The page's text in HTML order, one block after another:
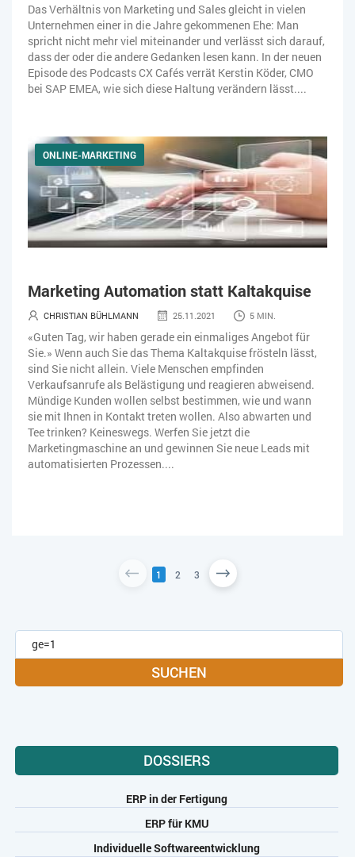
Das Verhältnis von Marketing und Sales gleicht in vielen
Unternehmen einer in die Jahre gekommenen Ehe: Man
spricht nicht mehr viel miteinander und verlässt sich darauf,
dass der oder die andere Gedanken lesen kann. In der neuen
Episode des Podcasts CX Cafés verrät Kerstin Köder, CMO
bei SAP EMEA, wie sich diese Haltung verändern lässt....
ONLINE-MARKETING
Marketing Automation statt Kaltakquise
CHRISTIAN BÜHLMANN 25.11.2021 5 MIN.
«Guten Tag, wir haben gerade ein einmaliges Angebot für
Sie.» Wenn auch Sie das Thema Kaltakquise frösteln lässt,
sind Sie nicht allein. Viele Menschen empfinden
Verkaufsanrufe als Belästigung und reagieren abweisend.
Mündige Kunden wollen selbst bestimmen, wie und wann
sie mit Ihnen in Kontakt treten wollen. Also abwarten und
Tee trinken? Keineswegs. Werfen Sie jetzt die
Marketingmaschine an und gewinnen Sie neue Leads mit
automatisierten Prozessen....
1 2 3
SUCHEN
DOSSIERS
ERP in der Fertigung
ERP für KMU
Individuelle Softwareentwicklung